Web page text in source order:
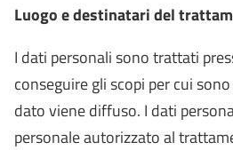
Luogo e destinatari del
I dati personali sono trattati
conseguire gli scopi per cui
dato viene diffuso. I dati
personale autorizzato al